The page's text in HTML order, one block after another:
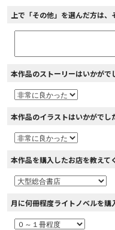
上で「その他」を選んだ方は、
本作品のストーリーはいかがで
本作品のイラストはいかがでし
本作品を購入したお店を教えて
月に何冊程度ライトノベルを購